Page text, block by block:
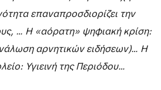
επαναπροσδιορίζει την
… Η «αόρατη» ψηφιακή κρίση:
αρνητικών ειδήσεων)… Η
Υγιεινή της Περιόδου…